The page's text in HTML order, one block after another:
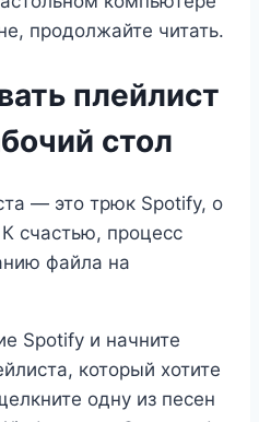
продолжайте читать.
плейлист
стол
— это трюк Spotify, о
счастью, процесс
файла на
Spotify и начните
который хотите
одну из песен